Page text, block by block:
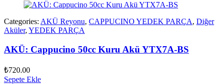
Categories: AKÜ Reyonu, CAPPUCINO YEDEK PARÇA, Diğer
Aküler, YEDEK PARÇA
AKÜ: Cappucino 50cc Kuru Akü YTX7A-BS
₺720.00
Sepete Ekle